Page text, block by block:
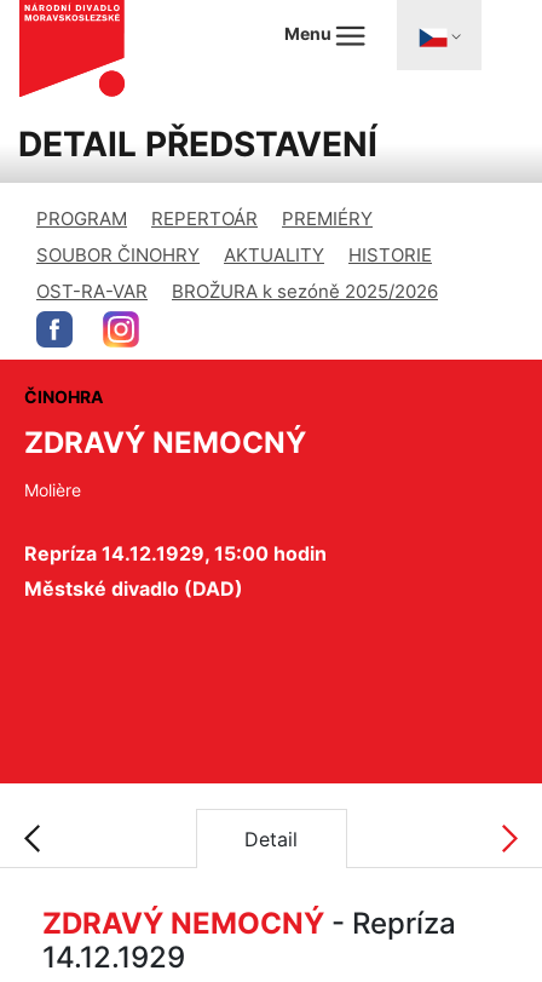
Menu
DETAIL PŘEDSTAVENÍ
PROGRAM REPERTOÁR
PREMIÉRY
SOUBOR ČINOHRY
AKTUALITY
HISTORIE
OST-RA-VAR
BROŽURA k sezóně 2025/2026
ČINOHRA
ZDRAVÝ NEMOCNÝ
Molière
Repríza 14.12.1929, 15:00 hodin
Městské divadlo (DAD)
Detail
ZDRAVÝ NEMOCNÝ - Repríza
14.12.1929